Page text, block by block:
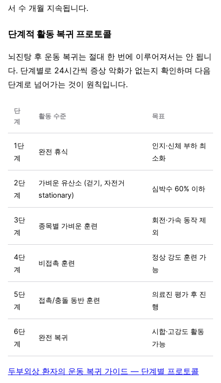
서 수 개월 지속됩니다.
단계적 활동 복귀 프로토콜
뇌진탕 후 운동 복귀는 절대 한 번에 이루어져서는 안 됩니
다. 단계별로 24시간씩 증상 악화가 없는지 확인하며 다음
단계로 넘어가는 것이 원칙입니다.
단
계
활동 수준 목표
1단
계
완전 휴식
인지·신체 부하 최
소화
2단
계
가벼운 유산소 (걷기, 자전거
stationary)
심박수 60% 이하
3단
계
종목별 가벼운 훈련
회전·가속 동작 제
외
4단
계
비접촉 훈련
정상 강도 훈련 가
능
5단
계
접촉/충돌 동반 훈련
의료진 평가 후 진
행
6단
계
완전 복귀
시합·고강도 활동
가능
두부외상 환자의 운동 복귀 가이드 — 단계별 프로토콜